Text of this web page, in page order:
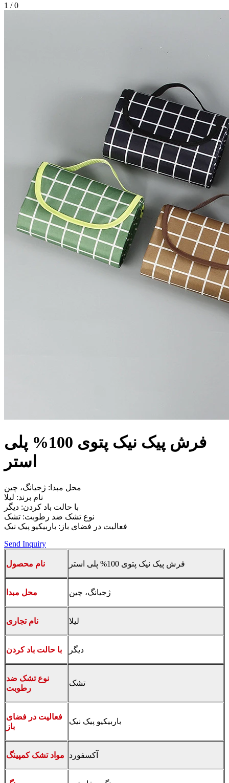
1 / 0
فرش پیک نیک پتوی 100% پلی
استر
محل مبدا: ژجیانگ، چین
نام برند: لیلا
با حالت باد کردن: دیگر
نوع تشک ضد رطوبت: تشک
فعالیت در فضای باز: باربیکیو پیک نیک
Send Inquiry
نام محصول فرش پیک نیک پتوی 100% پلی استر
محل مبدا ژجیانگ، چین
نام تجاری لیلا
با حالت باد کردن دیگر
نوع تشک ضد
رطوبت
تشک
فعالیت در فضای
باز
باربیکیو پیک نیک
مواد تشک کمپینگ آکسفورد